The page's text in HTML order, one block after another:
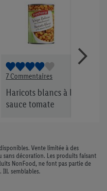
7 Commentaires
Haricots blancs à la
sauce tomate
Vente limitée à des
décoration. Les produits faisant
NonFood, ne font pas partie de
semblables.